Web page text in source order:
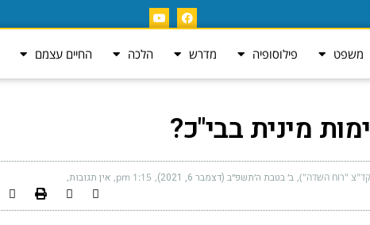
משפט פילוסופיה מדרש הלכה החיים עצמם
מינית בבי"כ?
"רוח השדה") ב׳ בטבת ה׳תשפ״ב (דצמבר 6, 2021) 1:15 pm אין תגובות